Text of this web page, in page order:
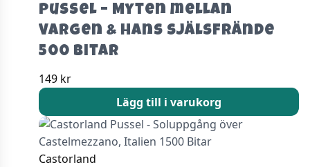
Pussel – Myten mellan
Vargen & hans själsfrände
500 Bitar
149 kr
Lägg till i varukorg
Castorland